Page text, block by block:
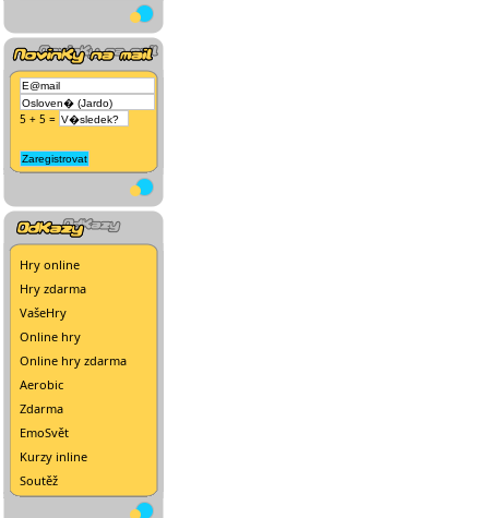
5 + 5 =
Hry online
Hry zdarma
VašeHry
Online hry
Online hry zdarma
Aerobic
Zdarma
EmoSvět
Kurzy inline
Soutěž